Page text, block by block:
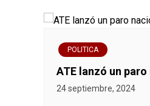
v
e
g
a
POLITICA
ATE lanzó un
24 septiembre, 2024